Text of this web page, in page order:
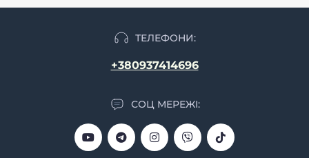
ТЕЛЕФОНИ:
+380937414696
СОЦ МЕРЕЖІ: